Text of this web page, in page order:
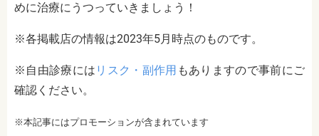
めに治療にうつっていきましょう！
※各掲載店の情報は2023年5月時点のものです。
※自由診療には リスク・副作用 もありますので事前にご
確認ください。
※本記事にはプロモーションが含まれています